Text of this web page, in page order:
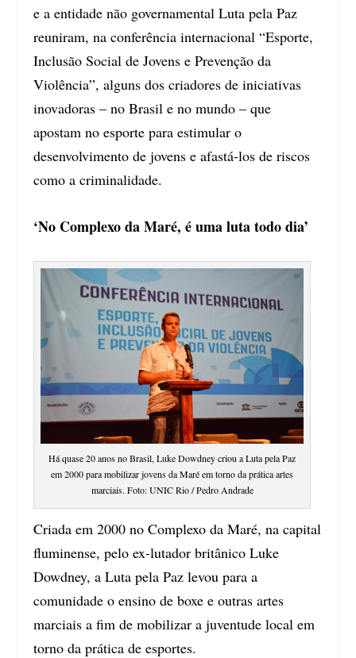
e a entidade não governamental Luta pela Paz
reuniram, na conferência internacional “Esporte,
Inclusão Social de Jovens e Prevenção da
Violência”, alguns dos criadores de iniciativas
inovadoras – no Brasil e no mundo – que
apostam no esporte para estimular o
desenvolvimento de jovens e afastá-los de riscos
como a criminalidade.
‘No Complexo da Maré, é uma luta todo dia’
Há quase 20 anos no Brasil, Luke Dowdney criou a Luta pela Paz
em 2000 para mobilizar jovens da Maré em torno da prática artes
marciais. Foto: UNIC Rio / Pedro Andrade
Criada em 2000 no Complexo da Maré, na capital
fluminense, pelo ex-lutador britânico Luke
Dowdney, a Luta pela Paz levou para a
comunidade o ensino de boxe e outras artes
marciais a fim de mobilizar a juventude local em
torno da prática de esportes.